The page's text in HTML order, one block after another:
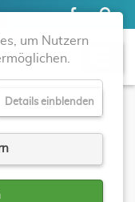
-
um Nutzern
Details einblenden